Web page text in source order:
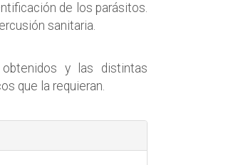
de los parásitos.
sanitaria.
y las distintas
que la requieran.